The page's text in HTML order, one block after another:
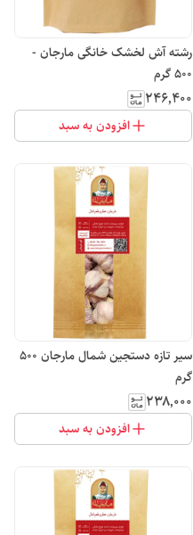
رشته آش لخشک خانگی مارجان -
500 گرم
۲۴۶٬۴۰۰
افزودن به سبد
سیر تازه دستجین شمال مارجان 500
گرم
۲۳۸٬۰۰۰
افزودن به سبد